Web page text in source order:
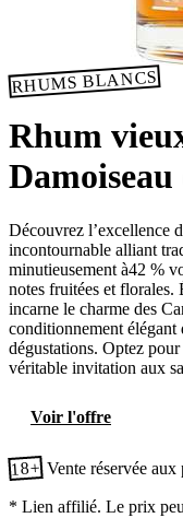
RHUMS BLANCS
Rhum
Damoiseau
Découvrez l’excellence
incontournable alliant
minutieusement à42 %
notes fruitées et florales.
incarne le charme des
conditionnement
dégustations. Optez
véritable invitation aux
Voir l'offre
18+ Vente réservée aux
* Lien affilié. Le prix